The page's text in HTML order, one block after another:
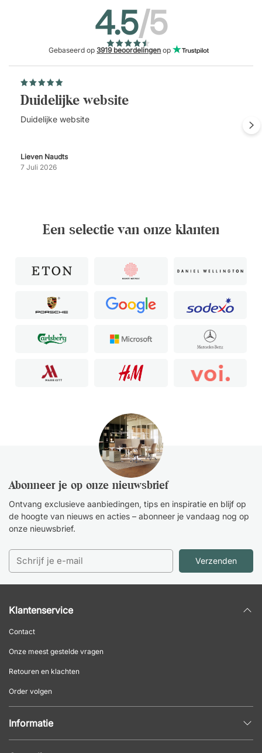
4.5/5
Gebaseerd op3919 beoordelingen op
Duidelijke website
Duidelijke website
Lieven Naudts
7 Juli 2026
Een selectie van onze klanten
Abonneer je op onze nieuwsbrief
Ontvang exclusieve aanbiedingen, tips en inspiratie en blijf op
de hoogte van nieuws en acties – abonneer je vandaag nog op
onze nieuwsbrief.
Verzenden
Klantenservice
Contact
Onze meest gestelde vragen
Retouren en klachten
Order volgen
Informatie